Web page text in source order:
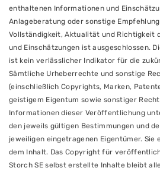
enthaltenen Informationen und
Anlageberatung oder sonstige
Vollständigkeit, Aktualität und Richtigkeit
und Einschätzungen ist ausgeschlossen.
ist kein verlässlicher Indikator für die
Sämtliche Urheberrechte und sonstige
(einschließlich Copyrights, Marken,
geistigem Eigentum sowie sonstiger
Informationen dieser Veröffentlichung
den jeweils gültigen Bestimmungen und
jeweiligen eingetragenen Eigentümer. Sie
dem Inhalt. Das Copyright für
Storch SE selbst erstellte Inhalte bleibt